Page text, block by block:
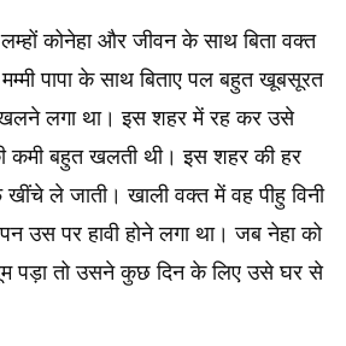
कोनेहा और जीवन के साथ बिता वक्त
पापा के साथ बिताए पल बहुत खूबसूरत
लगा था। इस शहर में रह कर उसे
कमी बहुत खलती थी। इस शहर की हर
ले जाती। खाली वक्त में वह पीहु विनी
उस पर हावी होने लगा था। जब नेहा को
पड़ा तो उसने कुछ दिन के लिए उसे घर से